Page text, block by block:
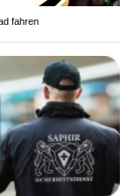
fahren